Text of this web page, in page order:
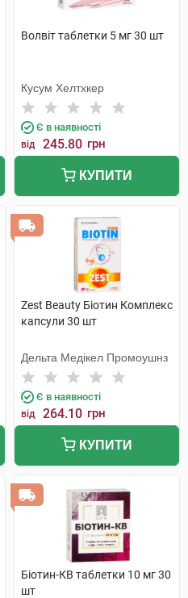
Волвіт таблетки 5 мг 30 шт
Кусум Хелтхкер
Є в наявності
від 245.80 грн
КУПИТИ
Zest Beauty Біотин Комплекс
капсули 30 шт
Дельта Медікел Промоушнз
Є в наявності
від 264.10 грн
КУПИТИ
Біотин-КВ таблетки 10 мг 30
шт